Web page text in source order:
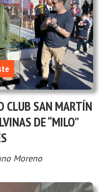
CLUB SAN MARTÍN
DE “MILO”
Moreno